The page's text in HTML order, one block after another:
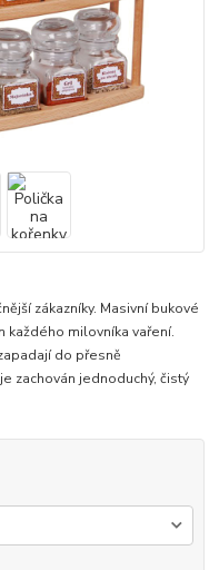
zákazníky. Masivní bukové
každého milovníka vaření.
do přesně
zachován jednoduchý, čistý